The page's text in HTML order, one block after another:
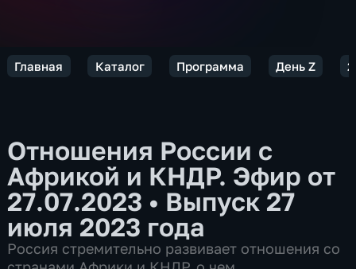
Главная Каталог Программа День Z
Отношения России с
Африкой и КНДР. Эфир от
27.07.2023 • Выпуск 27
июля 2023 года
Россия стремительно развивает отношения со